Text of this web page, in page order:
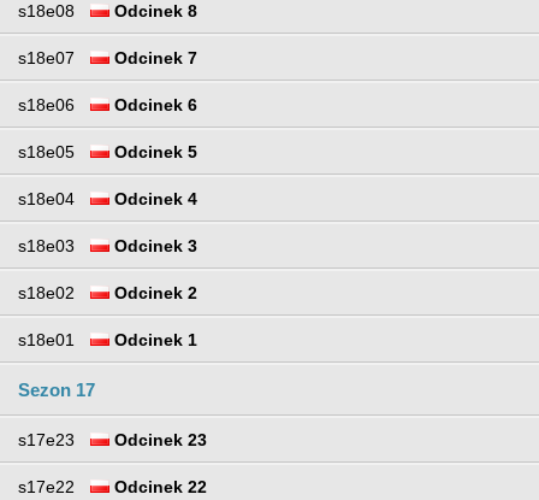
s18e08 Odcinek 8
s18e07 Odcinek 7
s18e06 Odcinek 6
s18e05 Odcinek 5
s18e04 Odcinek 4
s18e03 Odcinek 3
s18e02 Odcinek 2
s18e01 Odcinek 1
Sezon 17
s17e23 Odcinek 23
s17e22 Odcinek 22